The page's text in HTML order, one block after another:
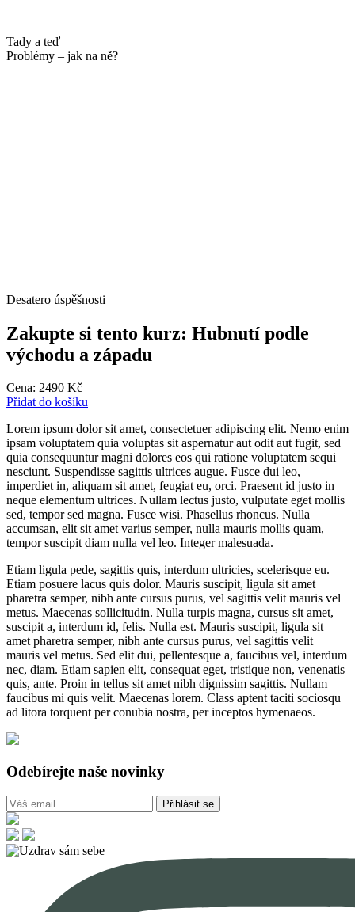
Tady a teď
Problémy – jak na ně?
Desatero úspěšnosti
Zakupte si tento kurz: Hubnutí podle
východu a západu
Cena: 2490 Kč
Přidat do košíku
Lorem ipsum dolor sit amet, consectetuer adipiscing elit. Nemo enim
ipsam voluptatem quia voluptas sit aspernatur aut odit aut fugit, sed
quia consequuntur magni dolores eos qui ratione voluptatem sequi
nesciunt. Suspendisse sagittis ultrices augue. Fusce dui leo,
imperdiet in, aliquam sit amet, feugiat eu, orci. Praesent id justo in
neque elementum ultrices. Nullam lectus justo, vulputate eget mollis
sed, tempor sed magna. Fusce wisi. Phasellus rhoncus. Nulla
accumsan, elit sit amet varius semper, nulla mauris mollis quam,
tempor suscipit diam nulla vel leo. Integer malesuada.
Etiam ligula pede, sagittis quis, interdum ultricies, scelerisque eu.
Etiam posuere lacus quis dolor. Mauris suscipit, ligula sit amet
pharetra semper, nibh ante cursus purus, vel sagittis velit mauris vel
metus. Maecenas sollicitudin. Nulla turpis magna, cursus sit amet,
suscipit a, interdum id, felis. Nulla est. Mauris suscipit, ligula sit
amet pharetra semper, nibh ante cursus purus, vel sagittis velit
mauris vel metus. Sed elit dui, pellentesque a, faucibus vel, interdum
nec, diam. Etiam sapien elit, consequat eget, tristique non, venenatis
quis, ante. Proin in tellus sit amet nibh dignissim sagittis. Nullam
faucibus mi quis velit. Maecenas lorem. Class aptent taciti sociosqu
ad litora torquent per conubia nostra, per inceptos hymenaeos.
Odebírejte naše novinky
Přihlásit se